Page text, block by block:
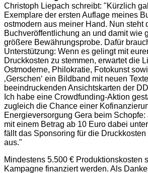
Christoph Liepach schreibt: "Kürzlich
Exemplare der ersten Auflage meines
ostmodern aus meiner Hand. Nun steht
Buchveröffentlichung an und damit wie
größere Bewährungsprobe. Dafür
Unterstützung: Wenn es gelingt mit
Druckkosten zu stemmen, erwartet die
Ostmoderne, Philokratie, Fotokunst
‚Gerschen‘ ein Bildband mit neuen
beeindruckenden Ansichtskarten der
Ich habe eine Crowdfunding-Aktion
zugleich die Chance einer
Energieversorgung Gera beim
mit einem Betrag ab 10 Euro dabei
fällt das Sponsoring für die
aus."
Mindestens 5.500 € Produktionskosten
Kampagne finanziert werden. Als